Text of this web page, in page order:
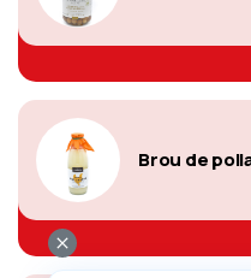
Brou de